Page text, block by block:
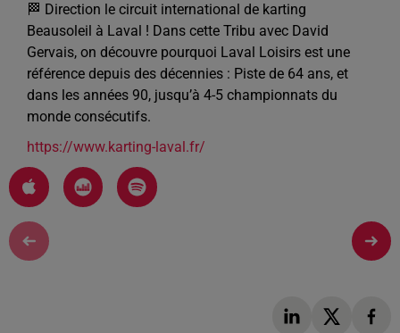
🏁 Direction le circuit international de karting
Beausoleil à Laval ! Dans cette Tribu avec David
Gervais, on découvre pourquoi Laval Loisirs est une
référence depuis des décennies : Piste de 64 ans, et
dans les années 90, jusqu’à 4-5 championnats du
monde consécutifs.
https://www.karting-laval.fr/